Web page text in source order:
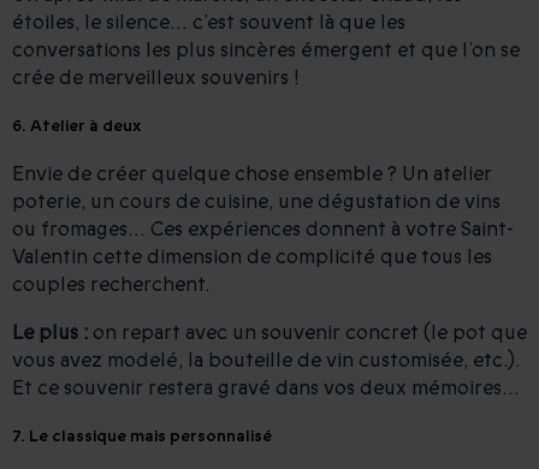
étoiles, le silence… c’est souvent là que les
conversations les plus sincères émergent et que l’on se
crée de merveilleux souvenirs !
6. Atelier à deux
Envie de créer quelque chose ensemble ? Un atelier
poterie, un cours de cuisine, une dégustation de vins
ou fromages… Ces expériences donnent à votre Saint-
Valentin cette dimension de complicité que tous les
couples recherchent.
Le plus : on repart avec un souvenir concret (le pot que
vous avez modelé, la bouteille de vin customisée, etc.).
Et ce souvenir restera gravé dans vos deux mémoires…
7. Le classique mais personnalisé